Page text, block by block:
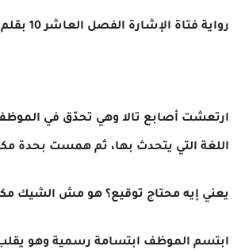
رواية فتاة الإشارة الفصل العاشر 10 بقلم اسماعيل موسى
ارتعشت أصابع تالا وهي تحدّق في
اللغة التي يتحدث بها، ثم همست بحدة
يعني إيه محتاج توقيع؟ هو مش الشيك
ابتسم الموظف ابتسامة رسمية وهو